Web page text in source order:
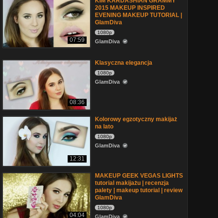
07:59
2015 MAKEUP INSPIRED
EVENING MAKEUP TUTORIAL |
GlamDiva
1080p
GlamDiva
08:36
Klasyczna elegancja
1080p
GlamDiva
12:31
Kolorowy egzotyczny makijaż
na lato
1080p
GlamDiva
04:04
MAKEUP GEEK VEGAS LIGHTS
tutorial makijażu | recenzja
palety | makeup tutorial | review
GlamDiva
1080p
GlamDiva